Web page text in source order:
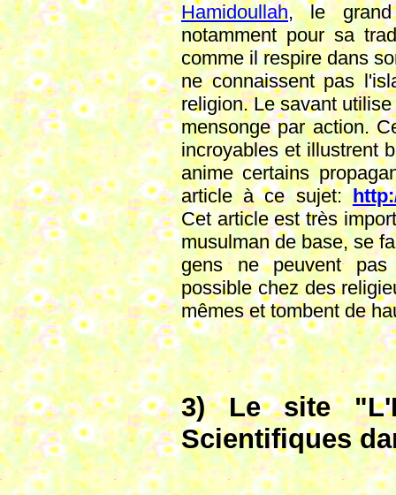
Hamidoullah, le grand
notamment pour sa
comme il respire dans
ne connaissent pas
religion. Le savant
mensonge par action.
incroyables et illustrent
anime certains
article à ce sujet:
Cet article est très
musulman de base, se
gens ne peuvent pas
possible chez des
mêmes et tombent de
3) Le site
Scientifiques